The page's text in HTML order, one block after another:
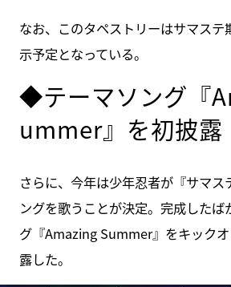
なお、このタペストリーはサマステ
示予定となっている。
◆テーマソング『
ummer』を初披露
さらに、今年は少年忍者が『サマス
ングを歌うことが決定。完成したば
グ『Amazing Summer』をキック
露した。